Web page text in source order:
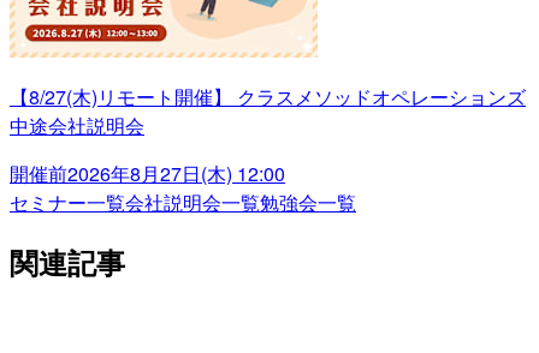
【8/27(木)リモート開催】 クラスメソッドオペレーションズ
中途会社説明会
開催前2026年8月27日(木) 12:00
セミナー一覧会社説明会一覧勉強会一覧
関連記事